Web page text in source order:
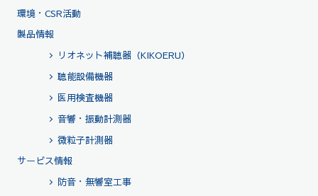
環境・CSR活動
製品情報
リオネット補聴器（KIKOERU）
聴能設備機器
医用検査機器
音響・振動計測器
微粒子計測器
サービス情報
防音・無響室工事